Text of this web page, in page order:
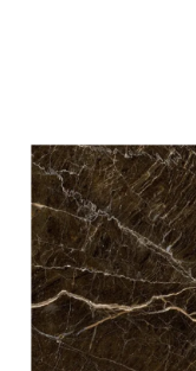
Tintas(5)
Porcelanato(5)
Piso(5)
Louças E Metais
Hidráulicos (4)